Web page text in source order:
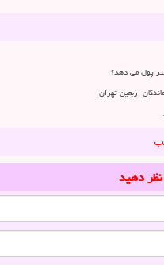
پول می دهد؟
اربعین تهران
نظر دهید